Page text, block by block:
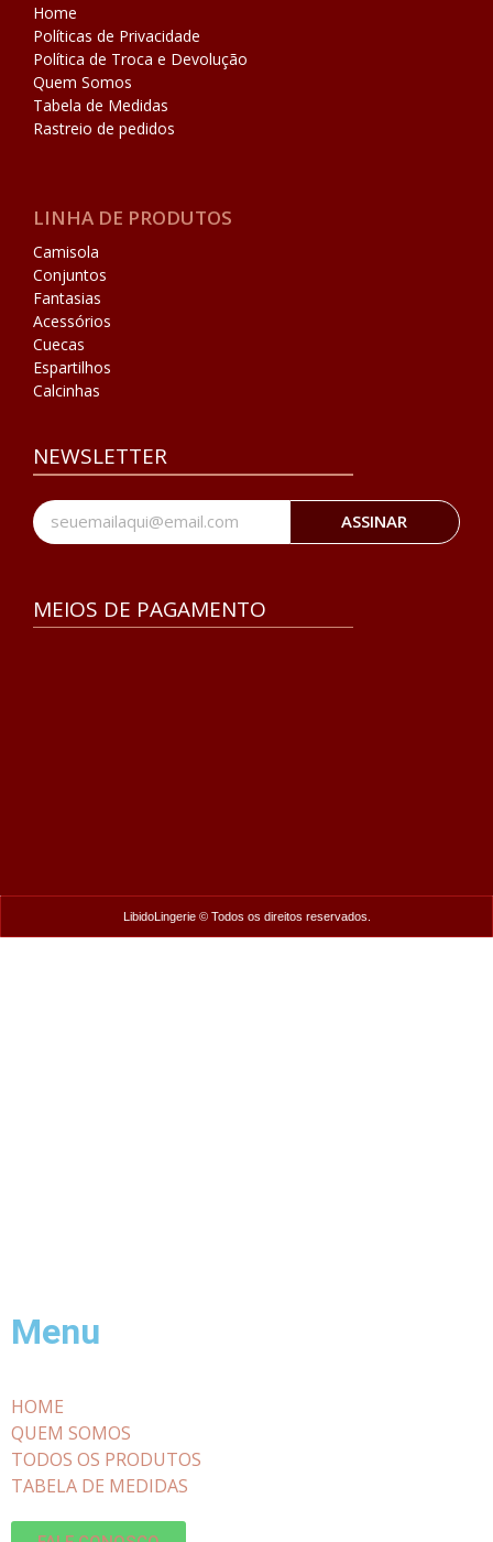
Home
Políticas de Privacidade
Política de Troca e Devolução
Quem Somos
Tabela de Medidas
Rastreio de pedidos
LINHA DE PRODUTOS
Camisola
Conjuntos
Fantasias
Acessórios
Cuecas
Espartilhos
Calcinhas
NEWSLETTER
ASSINAR
MEIOS DE PAGAMENTO
LibidoLingerie © Todos os direitos reservados.
Menu
HOME
QUEM SOMOS
TODOS OS PRODUTOS
TABELA DE MEDIDAS